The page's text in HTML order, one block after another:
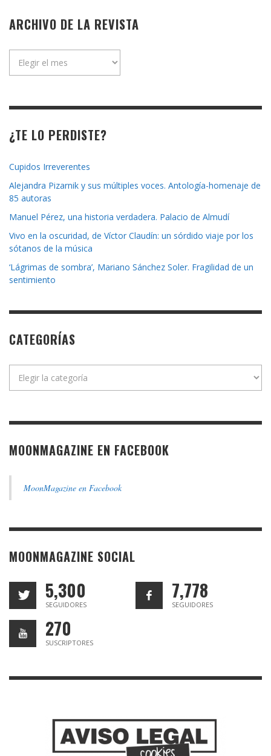
ARCHIVO DE LA REVISTA
¿TE LO PERDISTE?
Cupidos Irreverentes
Alejandra Pizarnik y sus múltiples voces. Antología-homenaje de
85 autoras
Manuel Pérez, una historia verdadera. Palacio de Almudí
Vivo en la oscuridad, de Víctor Claudín: un sórdido viaje por los
sótanos de la música
‘Lágrimas de sombra’, Mariano Sánchez Soler. Fragilidad de un
sentimiento
CATEGORÍAS
MOONMAGAZINE EN FACEBOOK
MoonMagazine en Facebook
MOONMAGAZINE SOCIAL
5,300
SEGUIDORES
7,778
SEGUIDORES
270
SUSCRIPTORES